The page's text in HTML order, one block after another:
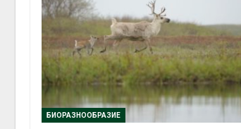
БИОРАЗНООБРАЗИЕ